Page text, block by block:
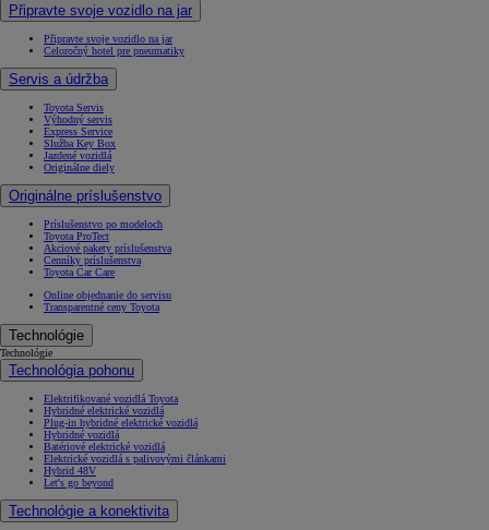
Připravte svoje vozidlo na jar
Připravte svoje vozidlo na jar
Celoročný hotel pre pneumatiky
Servis a údržba
Toyota Servis
Výhodný servis
Express Service
Služba Key Box
Jazdené vozidlá
Originálne diely
Originálne príslušenstvo
Príslušenstvo po modeloch
Toyota ProTect
Akciové pakety príslušenstva
Cenníky príslušenstva
Toyota Car Care
Online objednanie do servisu
Transparentné ceny Toyota
Technológie
Technológie
Technológia pohonu
Elektrifikované vozidlá Toyota
Hybridné elektrické vozidlá
Plug-in hybridné elektrické vozidlá
Hybridné vozidlá
Batériové elektrické vozidlá
Elektrické vozidlá s palivovými článkami
Hybrid 48V
Let's go beyond
Technológie a konektivita